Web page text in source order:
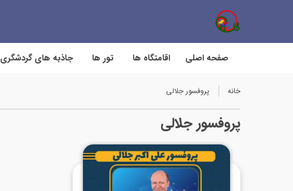
صفحه اصلی اقامتگاه ها تور ها جاذبه های گردشگری
خانه پروفسور جلالی
پروفسور جلالی